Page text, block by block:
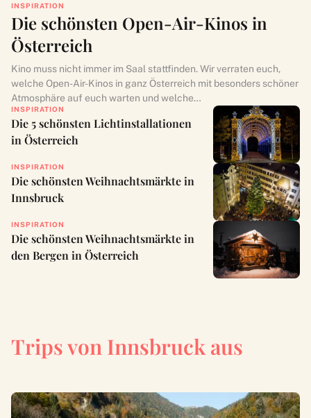
INSPIRATION
Die schönsten Open-Air-Kinos in
Österreich
Kino muss nicht immer im Saal stattfinden. Wir verraten euch,
welche Open-Air-Kinos in ganz Österreich mit besonders schöner
Atmosphäre auf euch warten und welche…
INSPIRATION
Die 5 schönsten Lichtinstallationen
in Österreich
INSPIRATION
Die schönsten Weihnachtsmärkte in
Innsbruck
INSPIRATION
Die schönsten Weihnachtsmärkte in
den Bergen in Österreich
Trips von Innsbruck aus